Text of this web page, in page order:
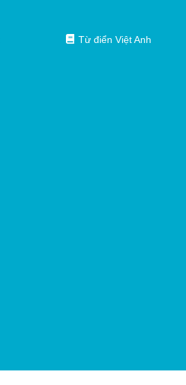
Từ điển Việt Anh